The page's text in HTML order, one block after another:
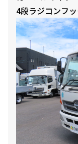
4段ラジコンフ